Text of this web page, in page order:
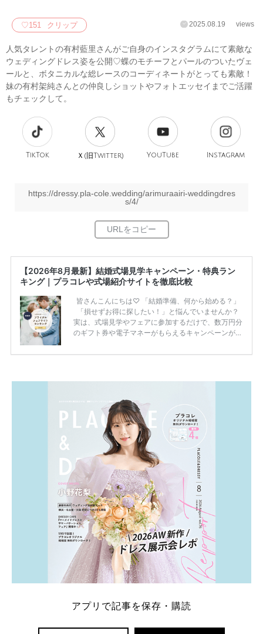
♡151 クリップ 2025.08.19 views
人気タレントの有村藍里さんがご自身のインスタグラムにて素敵な
ウェディングドレス姿を公開♡蝶のモチーフとパールのついたヴェ
ールと、ボタニカルな総レースのコーディネートがとっても素敵！
妹の有村架純さんとの仲良しショットやフォトエッセイまでご活躍
もチェックして。
TikTok Ｘ(旧Twitter) YouTube Instagram
https://dressy.pla-cole.wedding/arimuraairi-weddingdres
s/4/
【2026年8月最新】結婚式場見学キャンペーン・特典ラン
キング｜プラコレや式場紹介サイトを徹底比較
皆さんこんにちは♡ 「結婚準備、何から始める？」
「損せずお得に探したい！」と悩んでいませんか？
実は、式場見学やフェアに参加するだけで、数万円分
のギフト券や電子マネーがもらえるキャンペーンがあ
ため、比較せずに選ぶと損をしてしまうことも……。
一番お得？」「プラコレの特典は？」といった疑問も
解決します。 まずは診断で候補を絞れる「ウェディ
ング診断」か、体験型 […]続きを読む
アプリで記事を保存・購読